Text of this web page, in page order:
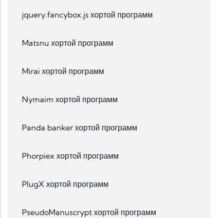
jquery.fancybox.js хортой программ
Matsnu хортой программ
Mirai хортой программ
Nymaim хортой программ
Panda banker хортой программ
Phorpiex хортой программ
PlugX хортой программ
PseudoManuscrypt хортой программ